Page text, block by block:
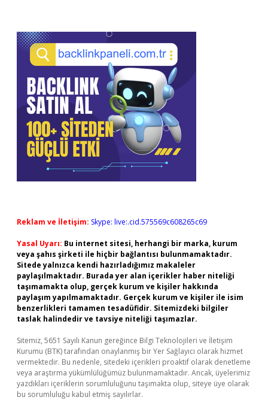
Reklam ve İletişim: Skype: live:.cid.575569c608265c69
Yasal Uyarı: Bu internet sitesi, herhangi bir marka, kurum
veya şahıs şirketi ile hiçbir bağlantısı bulunmamaktadır.
Sitede yalnızca kendi hazırladığımız makaleler
paylaşılmaktadır. Burada yer alan içerikler haber niteliği
taşımamakta olup, gerçek kurum ve kişiler hakkında
paylaşım yapılmamaktadır. Gerçek kurum ve kişiler ile isim
benzerlikleri tamamen tesadüfidir. Sitemizdeki bilgiler
taslak halindedir ve tavsiye niteliği taşımazlar.
Sitemiz, 5651 Sayılı Kanun gereğince Bilgi Teknolojileri ve İletişim
Kurumu (BTK) tarafından onaylanmış bir Yer Sağlayıcı olarak hizmet
vermektedir. Bu nedenle, sitedeki içerikleri proaktif olarak denetleme
veya araştırma yükümlülüğümüz bulunmamaktadır. Ancak, üyelerimiz
yazdıkları içeriklerin sorumluluğunu taşımakta olup, siteye üye olarak
bu sorumluluğu kabul etmiş sayılırlar.